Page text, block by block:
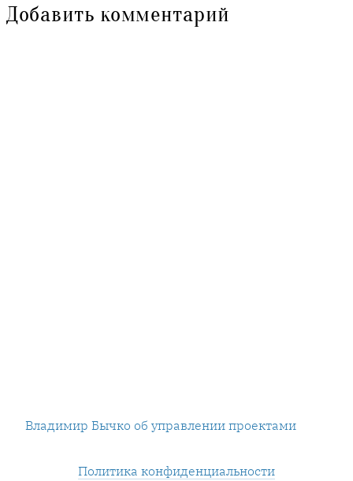
Добавить комментарий
Владимир Бычко об управлении проектами
Политика конфиденциальности